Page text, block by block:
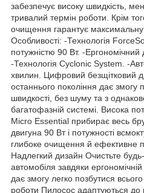
забезпечує високу швидкість,
тривалий термін роботи. Крім
очищення гарантує максимальну
Особливості: -Технологія
потужністю 90 Вт. -
-Технологія Cyclonic System. -
хвилин. Цифровий безщітковий
останнього покоління дає змогу
швидкості, без шуму та з
багатофазній системі. Висока
Micro Essential прибирає весь
двигуна 90 Вт і потужності
глибоке очищення й ефективне
Надлегкий дизайн Очистьте
автомобіля завдяки ергономічній
дає змогу легко позбутися
роботи Пилосос адаптуються